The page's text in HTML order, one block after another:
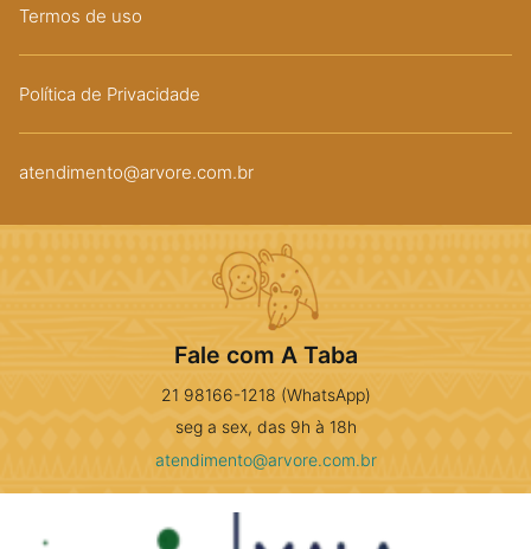
Termos de uso
Política de Privacidade
atendimento@arvore.com.br
Fale com A Taba
21 98166-1218 (WhatsApp)
seg a sex, das 9h à 18h
atendimento@arvore.com.br